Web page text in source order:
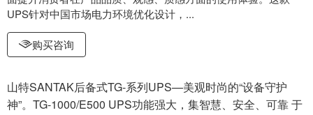
UPS针对中国市场电力环境优化设计，...
购买咨询
山特SANTAK后备式TG-系列UPS—美观时尚的“设备守护
神”。TG-1000/E500 UPS功能强大，集智慧、安全、可靠 于